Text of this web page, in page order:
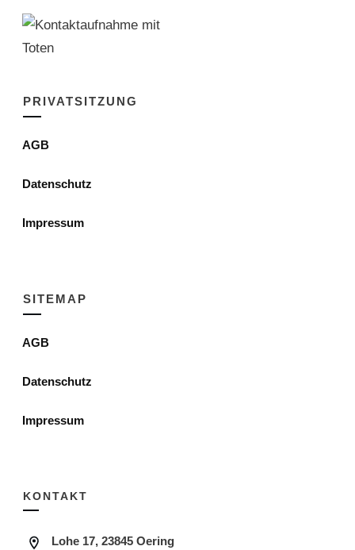
PRIVATSITZUNG
AGB
Datenschutz
Impressum
SITEMAP
AGB
Datenschutz
Impressum
KONTAKT
Lohe 17, 23845 Oering